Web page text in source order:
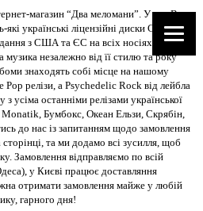
магазин “Два меломани”. У нас Ви
українські ліцензійні диски CD, DVD,
з США та ЄС на всіх носіях. В
музика незалежно від її стилю та року
знаходять собі місце на нашому
Pop релізи, а Psychedelic Rock від лейбла
усіма останніми релізами української
Бумбокс, Океан Ельзи, Скрябін,
до нас із запитанням щодо замовлення
та ми додамо всі зусилля, щоб
Замовлення відправляємо по всій
у Києві працює доставляння
отримати замовлення майже у любій
гарного дня!